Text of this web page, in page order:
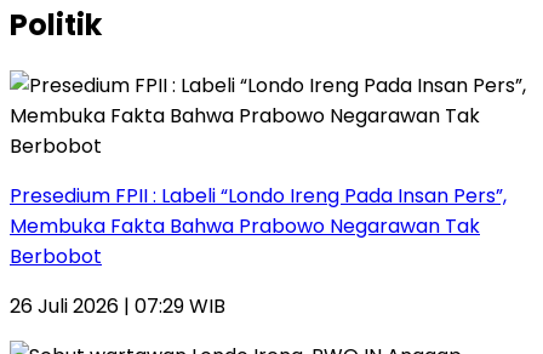
Politik
Presedium FPII : Labeli “Londo Ireng Pada Insan Pers”,
Membuka Fakta Bahwa Prabowo Negarawan Tak
Berbobot
26 Juli 2026 | 07:29 WIB